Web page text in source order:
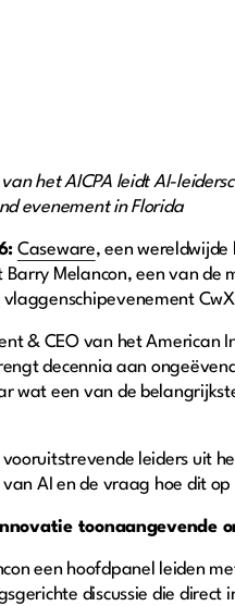
het AICPA leidt AI-
evenement in Florida
Caseware, een
Melancon, een van de
vlaggenschipevenement
& CEO van het American
decennia aan
wat een van de
leiders uit
AI en de vraag hoe dit
toonaangevende
een hoofdpanel leiden
discussie die